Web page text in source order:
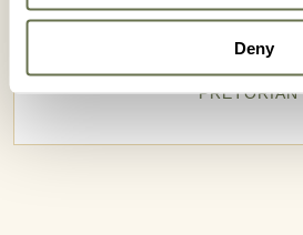
Deny
PRETORIAN